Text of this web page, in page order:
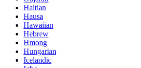
Haitian
Hausa
Hawaiian
Hebrew
Hmong
Hungarian
Icelandic